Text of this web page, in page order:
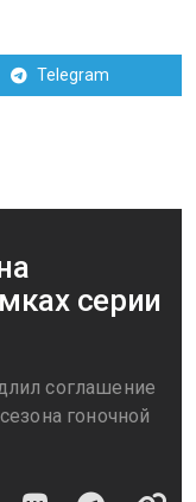
Telegram
серии
соглашение
гоночной